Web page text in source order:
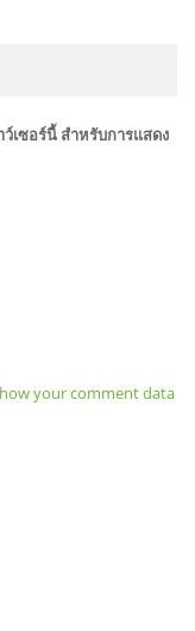
เซอร์นี้ สำหรับการแสดง
your comment data